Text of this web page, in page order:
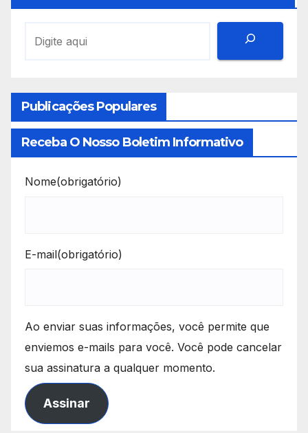
Publicações Populares
Receba O Nosso Boletim Informativo
Nome(obrigatório)
E-mail(obrigatório)
Ao enviar suas informações, você permite que
enviemos e-mails para você. Você pode cancelar
sua assinatura a qualquer momento.
Assinar